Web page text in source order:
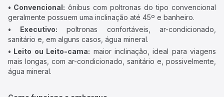
• Convencional: ônibus com poltronas do tipo convencional
geralmente possuem uma inclinação até 45º e banheiro.
• Executivo: poltronas confortáveis, ar-condicionado,
sanitário e, em alguns casos, água mineral.
• Leito ou Leito-cama: maior inclinação, ideal para viagens
mais longas, com ar-condicionado, sanitário e, possivelmente,
água mineral.